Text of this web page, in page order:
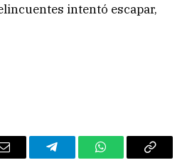
intentó escapar,
Email TelegramWhatsAppCopy